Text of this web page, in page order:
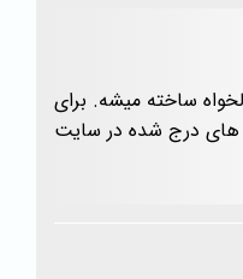
ساخته میشه. برای
های درج شده در سایت